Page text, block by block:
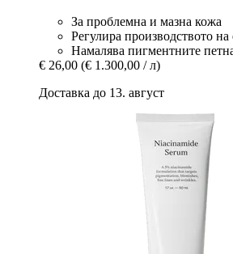
За проблемна и мазна кожа
Регулира производството на
Намалява пигментните
€ 26,00 (€ 1.300,00 / л)
Доставка до 13. август